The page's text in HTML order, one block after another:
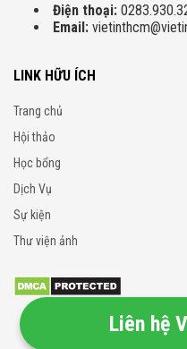
Điện thoại:
Email:
LINK HỮU ÍCH
Trang chủ
Hội thảo
Học bổng
Dịch Vụ
Sự kiện
Thư viện ảnh
Liên hệ